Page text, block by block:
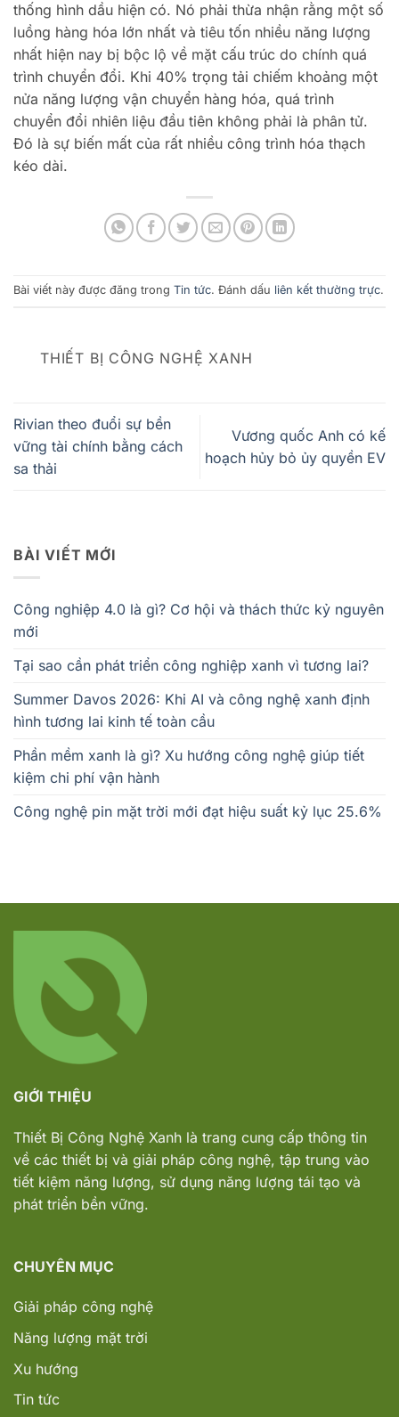
thống hình dầu hiện có. Nó phải thừa nhận rằng một số
luồng hàng hóa lớn nhất và tiêu tốn nhiều năng lượng
nhất hiện nay bị bộc lộ về mặt cấu trúc do chính quá
trình chuyển đổi. Khi 40% trọng tải chiếm khoảng một
nửa năng lượng vận chuyển hàng hóa, quá trình
chuyển đổi nhiên liệu đầu tiên không phải là phân tử.
Đó là sự biến mất của rất nhiều công trình hóa thạch
kéo dài.
Bài viết này được đăng trong Tin tức. Đánh dấu liên kết thường trực.
THIẾT BỊ CÔNG NGHỆ XANH
Rivian theo đuổi sự bền
vững tài chính bằng cách
sa thải
Vương quốc Anh có kế
hoạch hủy bỏ ủy quyền EV
BÀI VIẾT MỚI
Công nghiệp 4.0 là gì? Cơ hội và thách thức kỷ nguyên
mới
Tại sao cần phát triển công nghiệp xanh vì tương lai?
Summer Davos 2026: Khi AI và công nghệ xanh định
hình tương lai kinh tế toàn cầu
Phần mềm xanh là gì? Xu hướng công nghệ giúp tiết
kiệm chi phí vận hành
Công nghệ pin mặt trời mới đạt hiệu suất kỷ lục 25.6%
GIỚI THIỆU
Thiết Bị Công Nghệ Xanh là trang cung cấp thông tin
về các thiết bị và giải pháp công nghệ, tập trung vào
tiết kiệm năng lượng, sử dụng năng lượng tái tạo và
phát triển bền vững.
CHUYÊN MỤC
Giải pháp công nghệ
Năng lượng mặt trời
Xu hướng
Tin tức